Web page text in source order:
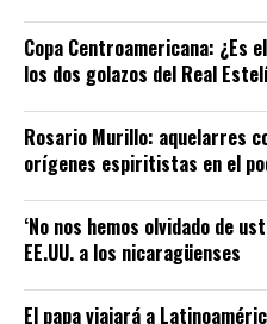
Copa Centroamericana: ¿Es
los dos golazos del Real
Rosario Murillo: aquelarres
orígenes espiritistas en el
‘No nos hemos olvidado de
EE.UU. a los nicaragüenses
El papa viajará a